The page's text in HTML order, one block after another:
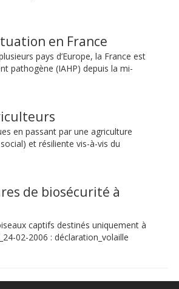
en France
pays d’Europe, la France est
pathogène (IAHP) depuis la mi-
en passant par une agriculture
et résiliente vis-à-vis du
de biosécurité à
captifs destinés uniquement à
02-2006 : déclaration_volaille